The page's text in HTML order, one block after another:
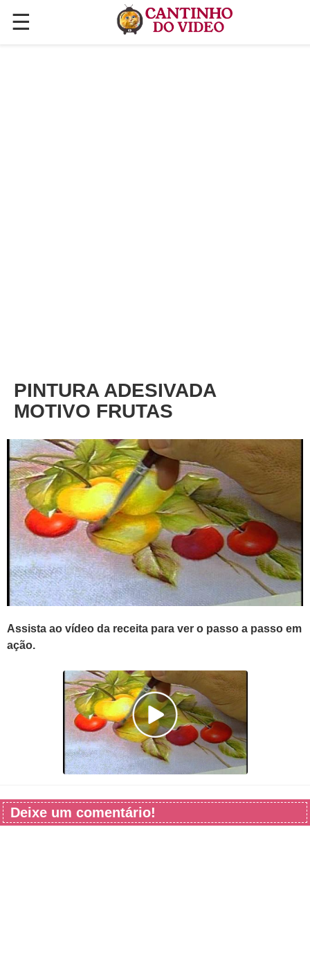
☰
✕
PINTURA ADESIVADA
MOTIVO FRUTAS
Assista ao vídeo da receita para ver o passo a passo em
ação.
Deixe um comentário!